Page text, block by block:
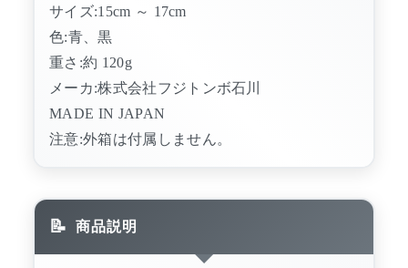
サイズ:15cm ～ 17cm
色:青、黒
重さ:約 120g
メーカ:株式会社フジトンボ石川
MADE IN JAPAN
注意:外箱は付属しません。
商品説明